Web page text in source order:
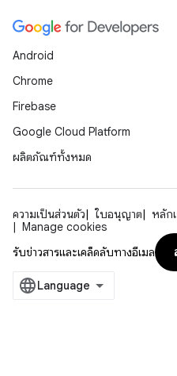
Android
Chrome
Firebase
Google Cloud Platform
ผลิตภัณฑ์ทั้งหมด
ความเป็นส่วนตัว ใบอนุญาต
หลัก
Manage cookies
รับข่าวสารและเคล็ดลับทางอีเมล